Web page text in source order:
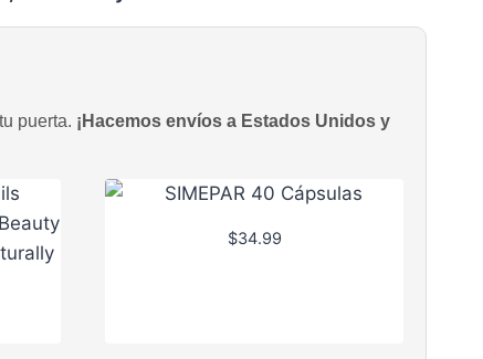
puerta. ¡Hacemos envíos a Estados Unidos y
$34.99